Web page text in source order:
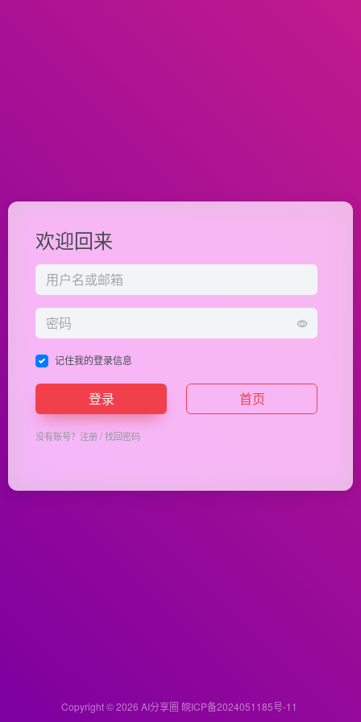
欢迎回来
记住我的登录信息
登录 首页
没有账号？ 注册/找回密码
Copyright © 2026 AI分享圈 皖ICP备2024051185号-11